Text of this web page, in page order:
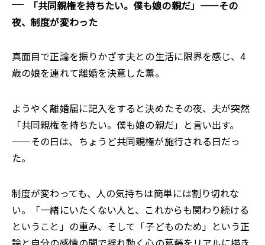
「共同親権を持ちたい。僕も娘の親だ」――その
夜、制度が変わった
真面目で正論を振りかざす夫との生活に限界を感じ、4
歳の娘を連れて離婚を決意した薫。
ようやく離婚届に記入をすると決めたその夜、夫が突然
「共同親権を持ちたい。僕も娘の親だ」と言い出す。
――その日は、ちょうど共同親権が施行される日だっ
た。
制度が変わっても、人の気持ちは簡単には割り切れな
い。「一緒にいたくない人と、これからも関わり続ける
ということ」の重み、そして「子どものため」という正